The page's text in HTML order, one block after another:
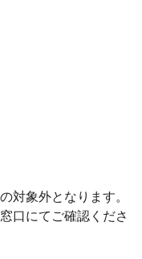
対象外となります。
口にてご確認くださ